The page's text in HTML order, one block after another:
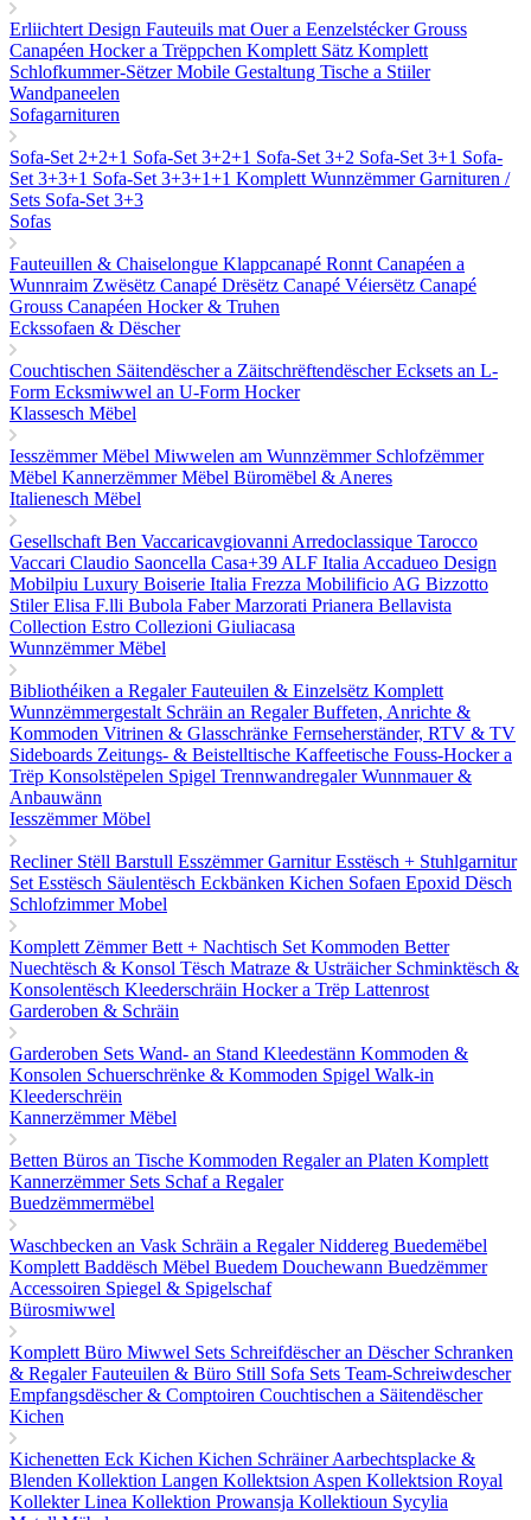
Erliichtert Design Fauteuils mat Ouer a EenzelstéckerGrouss
Canapéen Hocker a Trëppchen Komplett Sätz Komplett
Schlofkummer-SëtzerMobile Gestaltung Tische a Stiiler
Wandpaneelen
Sofagarnituren
Sofa-Set 2+2+1 Sofa-Set 3+2+1 Sofa-Set 3+2 Sofa-Set 3+1 Sofa-
Set 3+3+1 Sofa-Set 3+3+1+1 Komplett Wunnzëmmer Garnituren /
Sets Sofa-Set 3+3
Sofas
Fauteuillen & Chaiselongue Klappcanapé Ronnt Canapéen a
Wunnraim Zwësëtz Canapé Drësëtz Canapé Véiersëtz Canapé
Grouss Canapéen Hocker & Truhen
Eckssofaen & Dëscher
Couchtischen Säitendëscher a ZäitschrëftendëscherEcksets an L-
Form Ecksmiwwel an U-Form Hocker
Klassesch Mëbel
Iesszëmmer Mëbel Miwwelen am Wunnzëmmer Schlofzëmmer
Mëbel Kannerzëmmer Mëbel Büromëbel & Aneres
Italienesch Mëbel
Gesellschaft Ben Vaccaricavgiovanni Arredoclassique Tarocco
Vaccari Claudio Saoncella Casa+39 ALF Italia Accadueo Design
Mobilpiu Luxury Boiserie Italia Frezza Mobilificio AG Bizzotto
Stiler Elisa F.lli Bubola FaberMarzorati Prianera Bellavista
Collection Estro Collezioni Giuliacasa
Wunnzëmmer Mëbel
Bibliothéiken a RegalerFauteuilen & Einzelsëtz Komplett
Wunnzëmmergestalt Schräin an RegalerBuffeten, Anrichte &
Kommoden Vitrinen & Glasschränke Fernseherständer, RTV & TV
Sideboards Zeitungs- & Beistelltische Kaffeetische Fouss-Hocker a
Trëp Konsolstëpelen Spigel TrennwandregalerWunnmauer &
Anbauwänn
Iesszëmmer Möbel
Recliner Stëll Barstull Esszëmmer GarniturEsstësch + Stuhlgarnitur
Set Esstësch Säulentësch Eckbänken Kichen Sofaen Epoxid Dësch
Schlofzimmer Mobel
Komplett ZëmmerBett + Nachtisch Set Kommoden Better
Nuechtësch & Konsol Tësch Matraze & Usträicher Schminktësch &
Konsolentësch Kleederschräin Hocker a Trëp Lattenrost
Garderoben & Schräin
Garderoben Sets Wand- an Stand Kleedestänn Kommoden &
Konsolen Schuerschrënke & Kommoden Spigel Walk-in
Kleederschrëin
Kannerzëmmer Mëbel
Betten Büros an Tische Kommoden Regaler an Platen Komplett
Kannerzëmmer Sets Schaf a Regaler
Buedzëmmermëbel
Waschbecken an Vask Schräin a RegalerNiddereg Buedemëbel
Komplett Baddësch Mëbel Buedem Douchewann Buedzëmmer
Accessoiren Spiegel & Spigelschaf
Bürosmiwwel
Komplett Büro Miwwel Sets Schreifdëscher an Dëscher Schranken
& RegalerFauteuilen & Büro Still Sofa Sets Team-Schreiwdescher
Empfangsdëscher & Comptoiren Couchtischen a Säitendëscher
Kichen
Kichenetten Eck Kichen Kichen SchräinerAarbechtsplacke &
Blenden Kollektion Langen Kollektsion Aspen Kollektsion Royal
Kollekter Linea Kollektion Prowansja Kollektioun Sycylia